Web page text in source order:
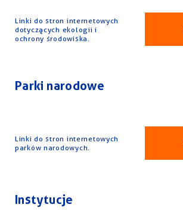
Linki do stron internetowych
dotyczących ekologii i
ochrony środowiska.
Parki narodowe
Linki do stron internetowych
parków narodowych.
Instytucje